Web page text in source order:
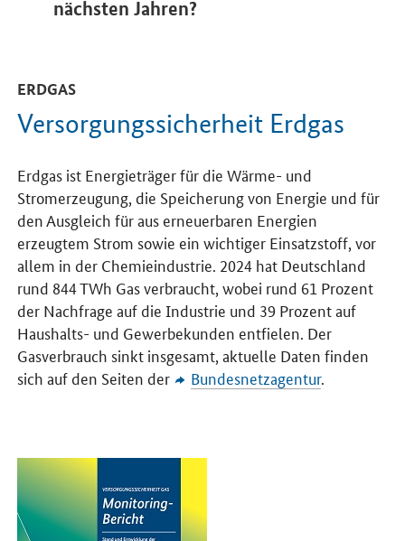
nächsten Jahren?
ERDGAS
Versorgungssicherheit Erdgas
Erdgas ist Energieträger für die Wärme- und
Stromerzeugung, die Speicherung von Energie und für
den Ausgleich für aus erneuerbaren Energien
erzeugtem Strom sowie ein wichtiger Einsatzstoff, vor
allem in der Chemieindustrie. 2024 hat Deutschland
rund 844 TWh Gas verbraucht, wobei rund 61 Prozent
der Nachfrage auf die Industrie und 39 Prozent auf
Haushalts- und Gewerbekunden entfielen. Der
Gasverbrauch sinkt insgesamt, aktuelle Daten finden
sich auf den Seiten der
Bundesnetzagentur.
Öffnet PDF "Monitoring-Bericht Stand und Entwicklung der